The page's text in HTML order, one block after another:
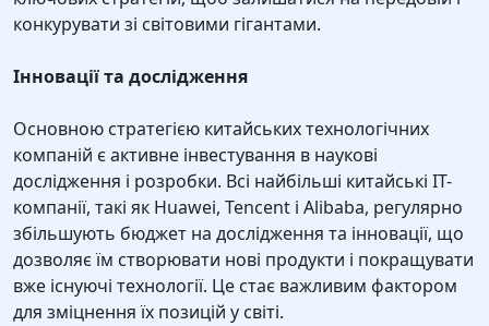
конкурувати зі світовими гігантами.
Інновації та дослідження
Основною стратегією китайських технологічних
компаній є активне інвестування в наукові
дослідження і розробки. Всі найбільші китайські IT-
компанії, такі як Huawei, Tencent і Alibaba, регулярно
збільшують бюджет на дослідження та інновації, що
дозволяє їм створювати нові продукти і покращувати
вже існуючі технології. Це стає важливим фактором
для зміцнення їх позицій у світі.